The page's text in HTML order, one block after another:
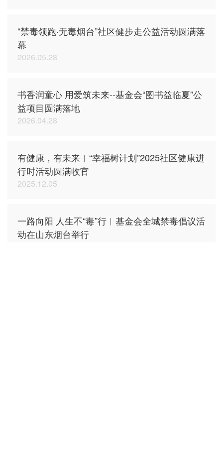
“禁毒领跑·无毒烟台”社区健步走公益活动圆满落
幕
2026.05.28
书香润童心 用爱筑未来--基金会“图书益临夏”公
益项目圆满落地
2026.04.28
有健康，有未来︱“幸福树计划”2025社区健康进
行时活动圆满收官
2025.12.05
一路向阳 人生不“毒”行︱基金会全城禁毒倡议活
动在山东烟台举行